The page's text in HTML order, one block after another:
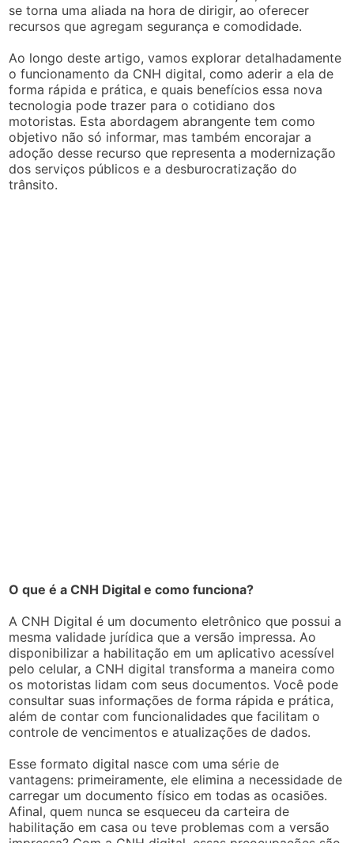
se torna uma aliada na hora de dirigir, ao oferecer
recursos que agregam segurança e comodidade.
Ao longo deste artigo, vamos explorar detalhadamente
o funcionamento da CNH digital, como aderir a ela de
forma rápida e prática, e quais benefícios essa nova
tecnologia pode trazer para o cotidiano dos
motoristas. Esta abordagem abrangente tem como
objetivo não só informar, mas também encorajar a
adoção desse recurso que representa a modernização
dos serviços públicos e a desburocratização do
trânsito.
O que é a CNH Digital e como funciona?
A CNH Digital é um documento eletrônico que possui a
mesma validade jurídica que a versão impressa. Ao
disponibilizar a habilitação em um aplicativo acessível
pelo celular, a CNH digital transforma a maneira como
os motoristas lidam com seus documentos. Você pode
consultar suas informações de forma rápida e prática,
além de contar com funcionalidades que facilitam o
controle de vencimentos e atualizações de dados.
Esse formato digital nasce com uma série de
vantagens: primeiramente, ele elimina a necessidade de
carregar um documento físico em todas as ocasiões.
Afinal, quem nunca se esqueceu da carteira de
habilitação em casa ou teve problemas com a versão